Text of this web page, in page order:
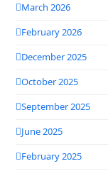
March 2026
February 2026
December 2025
October 2025
September 2025
June 2025
February 2025